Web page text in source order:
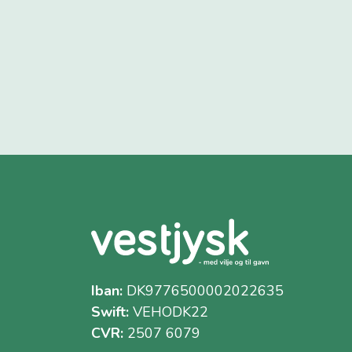
Iban:DK9776500002022635
Swift:VEHODK22
CVR:2507 6079